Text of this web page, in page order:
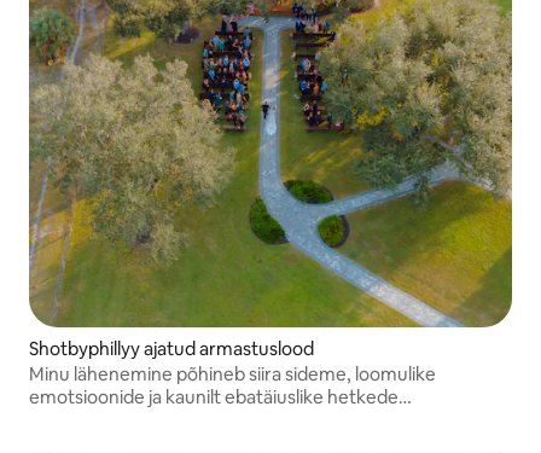
Shotbyphillyy ajatud armastuslood
Minu lähenemine põhineb siira sideme, loomulike
emotsioonide ja kaunilt ebatäiuslike hetkede